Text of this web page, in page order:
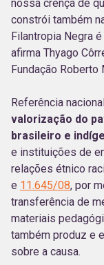
nossa crença de
constrói também
Filantropia Negra
afirma Thyago
Fundação Roberto
Referência
valorização do
brasileiro e
e instituições de
relações étnico
e 11.645/08, por
transferência de
materiais
também produz e
sobre a causa.